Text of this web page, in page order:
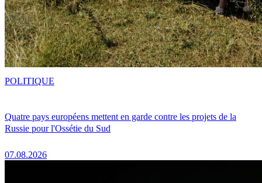
Quatre pays européens mettent en garde contre les projets de la
Russie pour l'Ossétie du Sud
07.08.2026
POLITIQUE